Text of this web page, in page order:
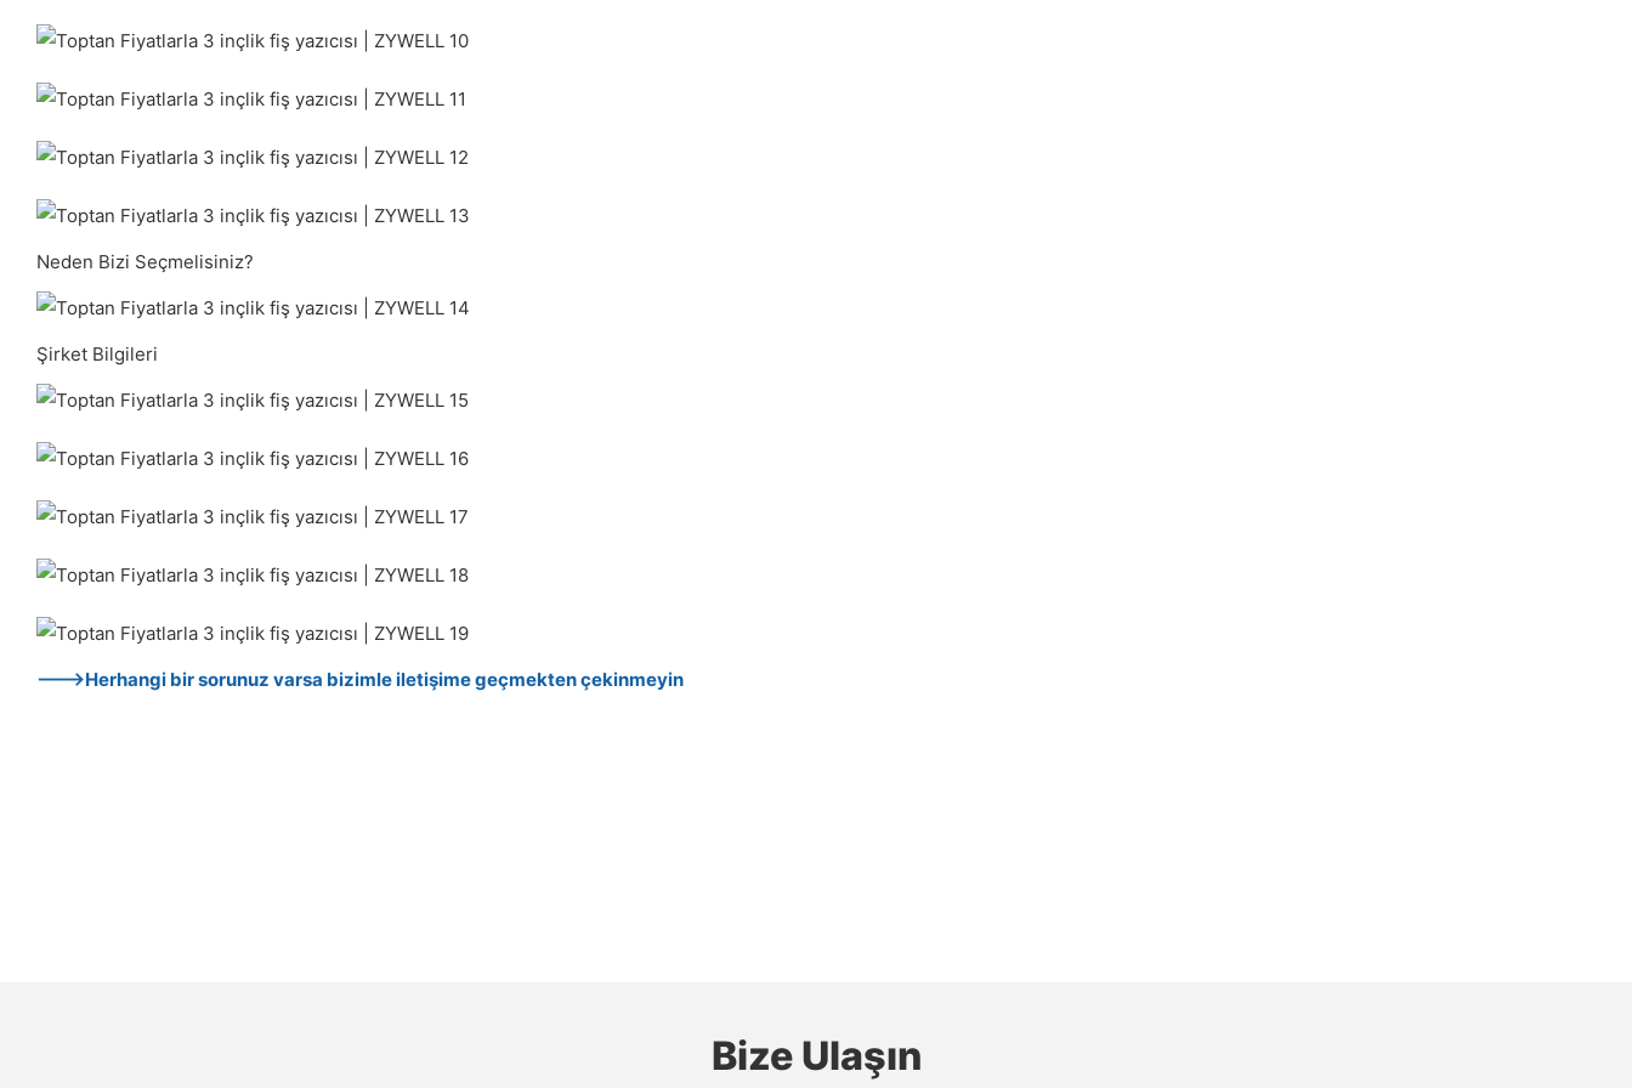
Neden Bizi Seçmelisiniz?
Şirket Bilgileri
--->Herhangi bir sorunuz varsa bizimle iletişime geçmekten çekinmeyin
Bize Ulaşın